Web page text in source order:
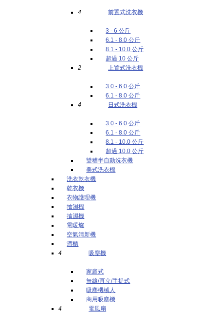
4 前置式洗衣機
3 - 6 公斤
6.1 - 8.0 公斤
8.1 - 10.0 公斤
超過 10 公斤
2
上置式洗衣機
3.0 - 6.0 公斤
6.1 - 8.0 公斤
4
日式洗衣機
3.0 - 6.0 公斤
6.1 - 8.0 公斤
8.1 - 10.0 公斤
超過 10.0 公斤
雙糟半自動洗衣機
美式洗衣機
洗衣乾衣機
乾衣機
衣物護理機
抽濕機
抽濕機
電暖爐
空氣清新機
酒櫃
4
吸塵機
家庭式
無線/直立/手提式
吸塵機械人
商用吸塵機
4
電風扇